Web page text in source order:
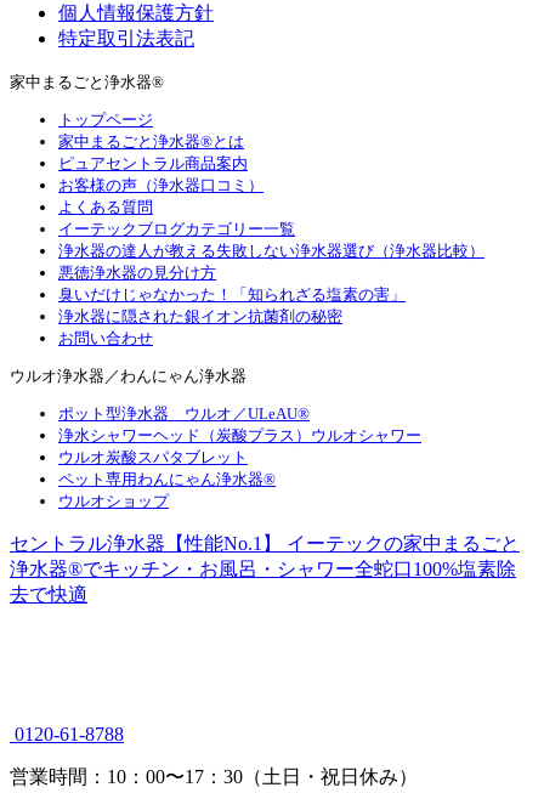
個人情報保護方針
特定取引法表記
家中まるごと浄水器®
トップページ
家中まるごと浄水器®とは
ピュアセントラル商品案内
お客様の声（浄水器口コミ）
よくある質問
イーテックブログカテゴリー一覧
浄水器の達人が教える失敗しない浄水器選び（浄水器比較）
悪徳浄水器の見分け方
臭いだけじゃなかった！「知られざる塩素の害」
浄水器に隠された銀イオン抗菌剤の秘密
お問い合わせ
ウルオ浄水器／わんにゃん浄水器
ポット型浄水器 ウルオ／ULeAU®
浄水シャワーヘッド（炭酸プラス）ウルオシャワー
ウルオ炭酸スパタブレット
ペット専用わんにゃん浄水器®
ウルオショップ
セントラル浄水器【性能No.1】 イーテックの家中まるごと
浄水器®でキッチン・お風呂・シャワー全蛇口100%塩素除
去で快適
0120-61-8788
営業時間：10：00〜17：30（土日・祝日休み）